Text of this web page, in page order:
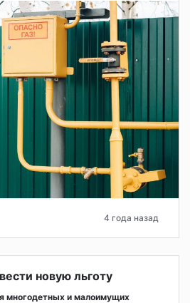
4 года назад
новую льготу
многодетных и малоимущих